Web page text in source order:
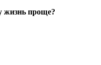
жизнь проще?